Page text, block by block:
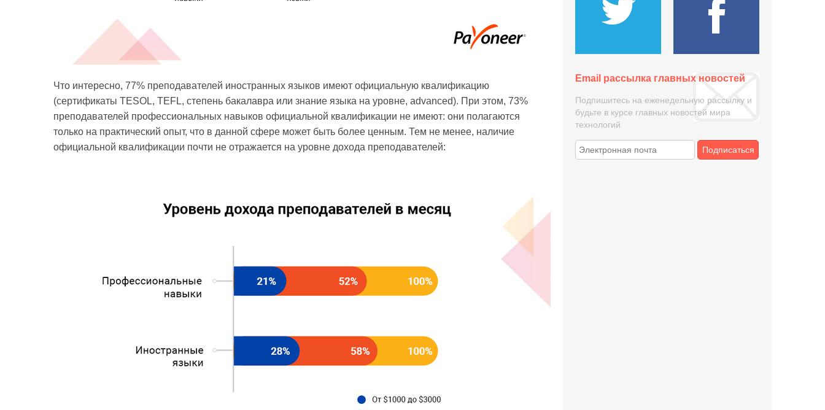
Что интересно, 77% преподавателей иностранных языков имеют официальную квалификацию
(сертификаты TESOL, TEFL, степень бакалавра или знание языка на уровне, advanced). При этом, 73%
преподавателей профессиональных навыков официальной квалификации не имеют: они полагаются
только на практический опыт, что в данной сфере может быть более ценным. Тем не менее, наличие
официальной квалификации почти не отражается на уровне дохода преподавателей:
Email рассылка главных новостей
Подпишитесь на еженедельную рассылку и
будьте в курсе главных новостей мира
технологий
Подписаться